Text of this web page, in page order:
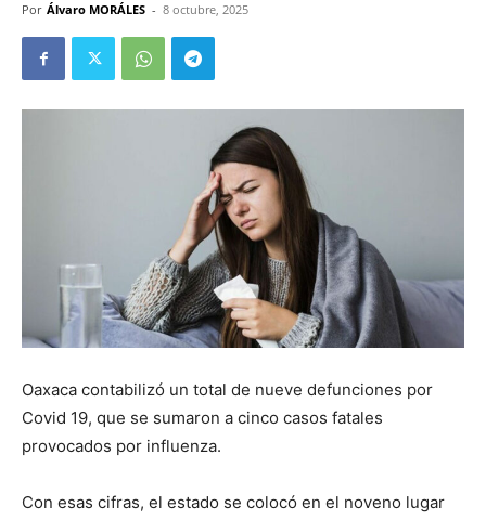
Por Álvaro MORÁLES - 8 octubre, 2025
Oaxaca contabilizó un total de nueve defunciones por
Covid 19, que se sumaron a cinco casos fatales
provocados por influenza.
Con esas cifras, el estado se colocó en el noveno lugar